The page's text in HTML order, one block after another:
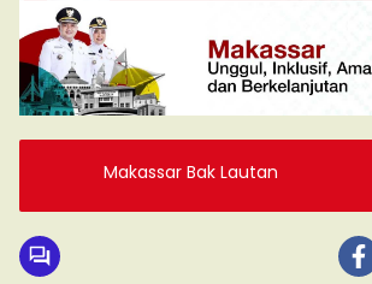
Makassar Bak Lautan